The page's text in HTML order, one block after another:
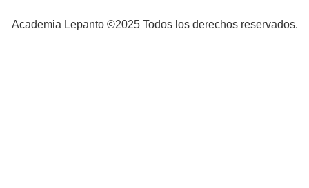
Academia Lepanto ©2025 Todos los derechos reservados.